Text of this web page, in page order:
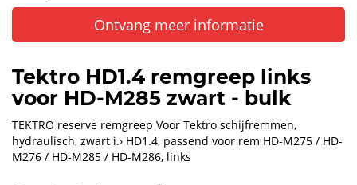
Ontvang meer informatie
Tektro HD1.4 remgreep links
voor HD-M285 zwart - bulk
TEKTRO reserve remgreep Voor Tektro schijfremmen,
hydraulisch, zwart i.› HD1.4, passend voor rem HD-M275 / HD-
M276 / HD-M285 / HD-M286, links